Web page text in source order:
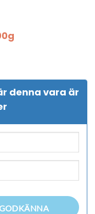
denna vara är